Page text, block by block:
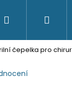
čepelka pro